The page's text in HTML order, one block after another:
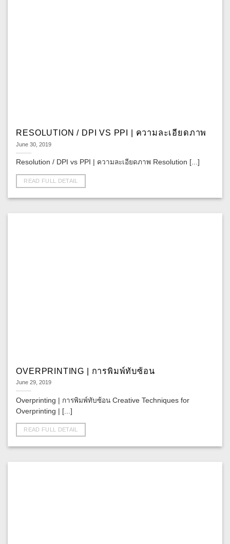
RESOLUTION / DPI VS PPI | ความละเอียดภาพ
June 30, 2019
Resolution / DPI vs PPI | ความละเอียดภาพ Resolution [...]
READ FULL DETAIL
OVERPRINTING | การพิมพ์ทับซ้อน
June 29, 2019
Overprinting | การพิมพ์ทับซ้อน Creative Techniques for
Overprinting | [...]
READ FULL DETAIL